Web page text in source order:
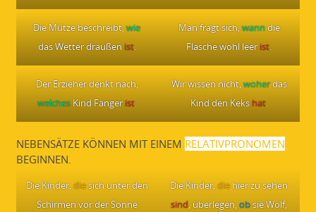
Die Mütze beschreibt,wie
das Wetter draußenist.
Man fragt sich,wanndie
Flasche wohl leerist.
Der Erzieher denkt nach,
welchesKind Fängerist.
Wir wissen nicht,woherdas
Kind den Kekshat.
NEBENSÄTZE KÖNNEN MIT EINEM RELATIVPRONOMEN
BEGINNEN.
Die Kinder,diesich unter den
Schirmen vor der Sonne
Die Kinder,diehier zu sehen
sind, überlegen,obsie Wolf,